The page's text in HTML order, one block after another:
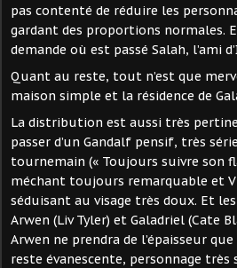
pas contenté de réduire les
gardant des proportions normales.
demande où est passé Salah, l’ami
Quant au reste, tout n’est que
maison simple et la résidence de
La distribution est aussi très
passer d’un Gandalf pensif, très
tournemain (« Toujours suivre son
méchant toujours remarquable et
séduisant au visage très doux. Et
Arwen (Liv Tyler) et Galadriel (Cate
Arwen ne prendra de l’épaisseur
reste évanescente, personnage